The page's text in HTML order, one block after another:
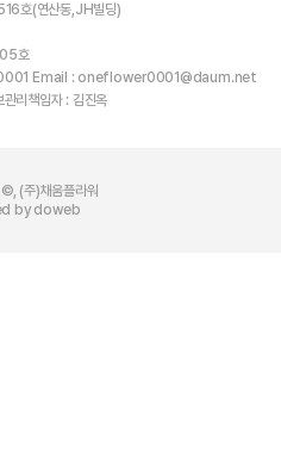
호(연산동,JH빌딩)
호
Email : oneflower0001@daum.net
리책임자 : 김진옥
(주)채움플라워
by doweb